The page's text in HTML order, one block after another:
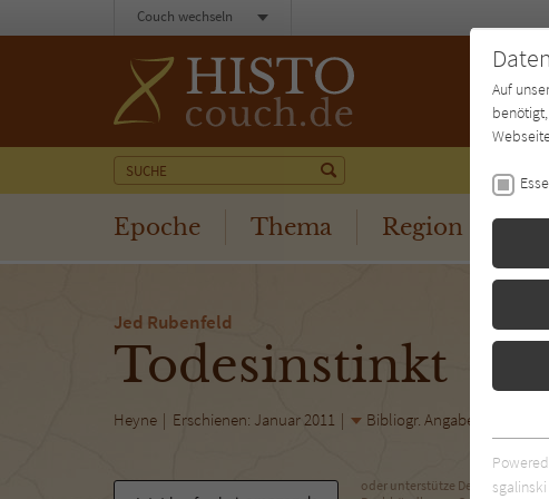
Epoche Thema Region
Couch wechseln
Jed Rubenfeld
Todesinstinkt
Heyne Erschienen: Januar 2011 Bibliogr. Angaben
oder unterstütze Deinen
Auf